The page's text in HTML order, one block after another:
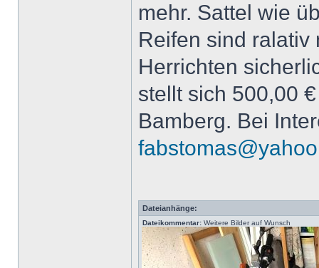
mehr. Sattel wie
Reifen sind ralativ
Herrichten
stellt sich 500,00
Bamberg. Bei
Dateianhänge:
Dateikommentar: Weitere Bilder auf Wunsch